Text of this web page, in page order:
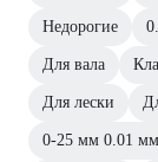
Недорогие
Для вала
Для лески
0-25 мм 0.01 мм